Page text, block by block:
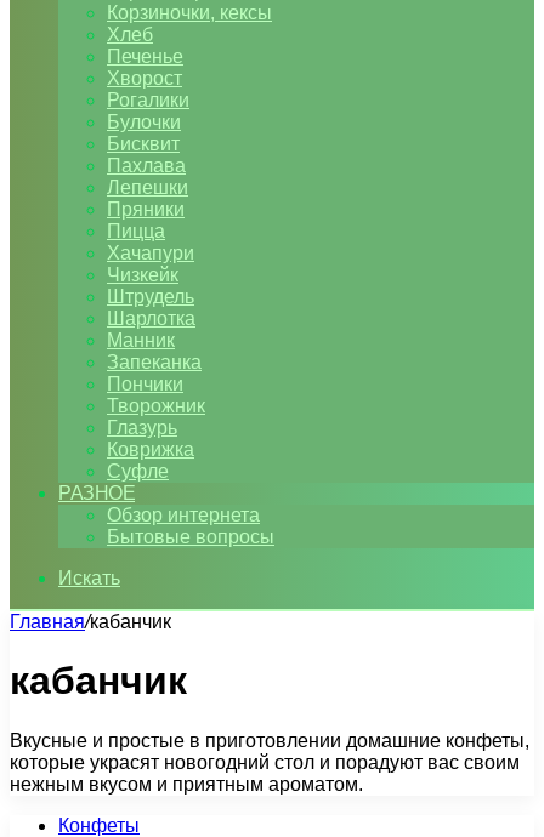
Корзиночки, кексы
Хлеб
Печенье
Хворост
Рогалики
Булочки
Бисквит
Пахлава
Лепешки
Пряники
Пицца
Хачапури
Чизкейк
Штрудель
Шарлотка
Манник
Запеканка
Пончики
Творожник
Глазурь
Коврижка
Суфле
РАЗНОЕ
Обзор интернета
Бытовые вопросы
Искать
Главная/кабанчик
кабанчик
Вкусные и простые в приготовлении домашние конфеты,
которые украсят новогодний стол и порадуют вас своим
нежным вкусом и приятным ароматом.
Конфеты